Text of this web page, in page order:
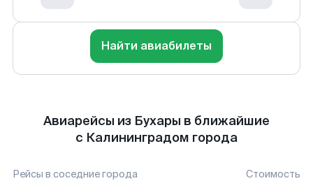
Найти авиабилеты
Авиарейсы из Бухары в ближайшие
с Калининградом города
Рейсы в соседние города Стоимость